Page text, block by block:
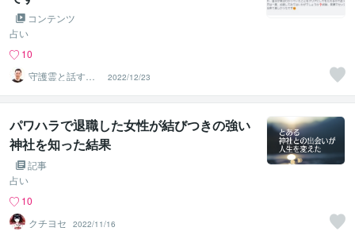
コンテンツ
占い
10
守護霊と話す人
｜まこと
2022/12/23
パワハラで退職した女性が結びつきの強い
神社を知った結果
記事
占い
10
クチヨセ
2022/11/16